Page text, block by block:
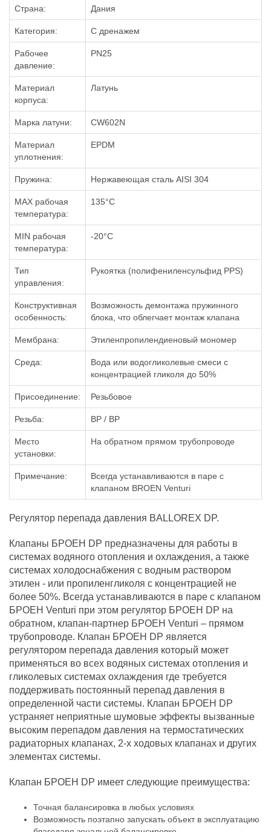
Страна: Дания
Категория: С дренажем
Рабочее
давление:
PN25
Материал
корпуса:
Латунь
Марка латуни: CW602N
Материал
уплотнения:
EPDM
Пружина: Нержавеющая сталь AISI 304
MAX рабочая
температура:
135°С
MIN рабочая
температура:
-20°C
Тип
управления:
Рукоятка (полифениленсульфид PPS)
Конструктивная
особенность:
Возможность демонтажа пружинного
блока, что облегчает монтаж клапана
Мембрана: Этиленпропилендиеновый мономер
Среда:
Вода или водогликолевые смеси с
концентрацией гликоля до 50%
Присоединение: Резьбовое
Резьба: ВР / ВР
Место
установки:
На обратном прямом трубопроводе
Примечание:
Всегда устанавливаются в паре с
клапаном BROEN Venturi
Регулятор перепада давления BALLOREX DP.
Клапаны БРОЕН DP предназначены для работы в
системах водяного отопления и охлаждения, а также
системах холодоснабжения с водным раствором
этилен - или пропиленгликоля с концентрацией не
более 50%. Всегда устанавливаются в паре с клапаном
БРОЕН Venturi при этом регулятор БРОЕН DP на
обратном, клапан-партнер БРОЕН Venturi – прямом
трубопроводе. Клапан БРОЕН DP является
регулятором перепада давления который может
применяться во всех водяных системах отопления и
гликолевых системах охлаждения где требуется
поддерживать постоянный перепад давления в
определенной части системы. Клапан БРОЕН DP
устраняет неприятные шумовые эффекты вызванные
высоким перепадом давления на термостатических
радиаторных клапанах, 2-х ходовых клапанах и других
элементах системы.
Клапан БРОЕН DP имеет следующие преимущества:
Точная балансировка в любых условиях
Возможность поэтапно запускать объект в эксплуатацию